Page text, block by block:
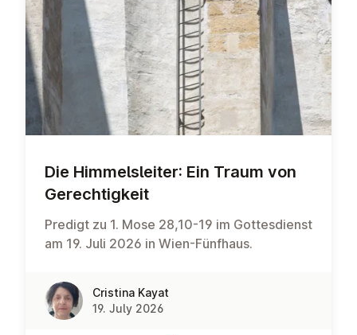
Die Him­melsleit­er: Ein Traum von
Gerechtigkeit
Predigt zu 1. Mose 28,10-19 im Gottesdienst
am 19. Juli 2026 in Wien-Fünfhaus.
Cristina Kayat
19. July 2026